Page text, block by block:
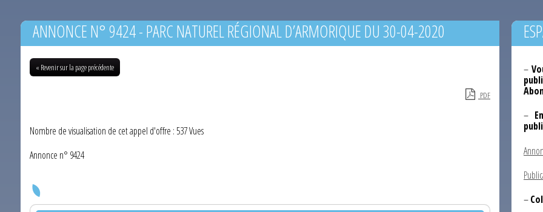
ANNONCE N° 9424 - PARC NATUREL RÉGIONAL D’ARMORIQUE DU 30-04-2020
« Revenir sur la page précédente
PDF
Nombre de visualisation de cet appel d'offre : 537 Vues
Annonce n° 9424
–
–
–